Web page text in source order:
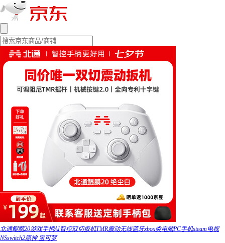
北通鲲鹏20游戏手柄AI智控双切扳机TMR震动无线蓝牙xbox类电脑PC手机steam电视
NSswitch2原神 宝可梦